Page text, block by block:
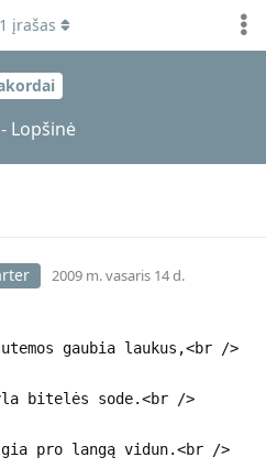
Lopšinė
1 įrašas
2009 m. vasaris 14 d.
gaubia laukus,<br />
bitelės sode.<br />
pro langą vidun.<br />